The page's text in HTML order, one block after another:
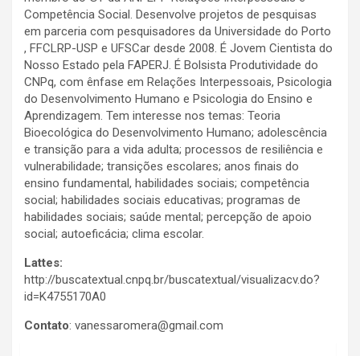
Competência Social. Desenvolve projetos de pesquisas
em parceria com pesquisadores da Universidade do Porto
, FFCLRP-USP e UFSCar desde 2008. É Jovem Cientista do
Nosso Estado pela FAPERJ. É Bolsista Produtividade do
CNPq, com ênfase em Relações Interpessoais, Psicologia
do Desenvolvimento Humano e Psicologia do Ensino e
Aprendizagem. Tem interesse nos temas: Teoria
Bioecológica do Desenvolvimento Humano; adolescência
e transição para a vida adulta; processos de resiliência e
vulnerabilidade; transições escolares; anos finais do
ensino fundamental, habilidades sociais; competência
social; habilidades sociais educativas; programas de
habilidades sociais; saúde mental; percepção de apoio
social; autoeficácia; clima escolar.
Lattes:
http://buscatextual.cnpq.br/buscatextual/visualizacv.do?
id=K4755170A0
Contato: vanessaromera@gmail.com